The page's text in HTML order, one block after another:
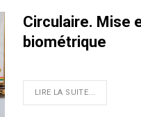
Circulaire. Mise
biométrique
LIRE LA SUITE...